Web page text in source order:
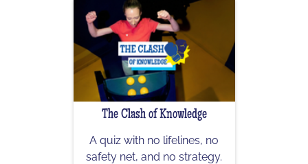
The Clash of Knowledge
A quiz with no lifelines, no
safety net, and no strategy.